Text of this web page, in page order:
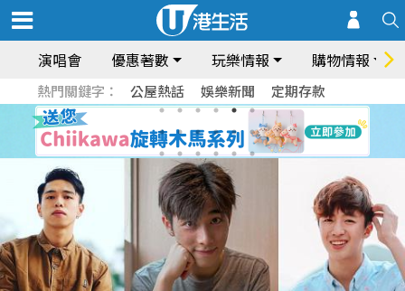
演唱會 優惠著數 玩樂情報 購物情報
熱門關鍵字： 公屋熱話 娛樂新聞 定期存款